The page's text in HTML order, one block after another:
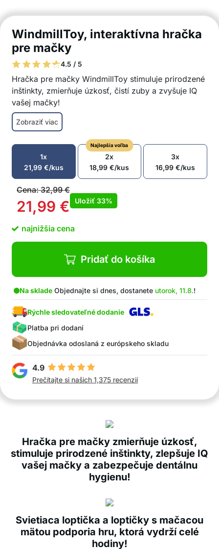
WindmillToy, interaktívna hračka
pre mačky
4.5 / 5
Hračka pre mačky WindmillToy stimuluje prirodzené
inštinkty, zmierňuje úzkosť, čistí zuby a zvyšuje IQ
vašej mačky!
Hračka vašu mačku na dlhý čas rozptýli
2 priehradky, do ktorých môžete umiestniť
loptičku s bleskom a 2 loptičky s mačacím
Hračka pre mačky má aj priehradku na dentálnu
hygienu
Hračka je skvelou voľbou na zmiernenie úzkosti
a stimuláciu IQ
Otáča sa o 360 stupňov
rovný povrch
Skvelá práca pre vašu mačku, keď nie ste doma
Vyrobené z kvalitného materiálu šetrného k
Bezpečná hračka
V balení: 1x hračka pre mačky, 1x loptička so
svetlom, 2x loptičky s mačacou mätou
Zobraziť viac
1x
21,99 €/kus
Najlepšia voľba
2x
18,99€/kus
3x
16,99€/kus
Cena:32,99€
21,99 € Uložiť 33%
najnižšia cena
Pridať do košíka
Na sklade Objednajte si dnes, dostanete utorok, 11.8.!
Rýchle sledovateľné dodanie
Platba pri dodaní
Objednávka odoslaná z európskeho skladu
4.9
Prečítajte si našich 1,375 recenzií
Hračka pre mačky zmierňuje úzkosť,
stimuluje prirodzené inštinkty, zlepšuje IQ
vašej mačky a zabezpečuje dentálnu
hygienu!
Svietiaca loptička a loptičky s mačacou
mätou podporia hru, ktorá vydrží celé
hodiny!